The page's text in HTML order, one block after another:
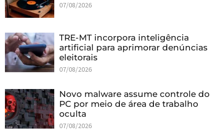
07/08/2026
TRE-MT incorpora inteligência
artificial para aprimorar denúncias
eleitorais
07/08/2026
Novo malware assume controle do
PC por meio de área de trabalho
oculta
07/08/2026